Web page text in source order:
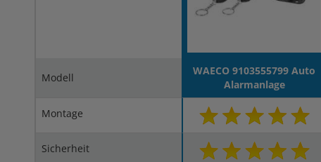
Modell
WAECO 9103555799 Auto
Alarmanlage
Montage
Sicherheit